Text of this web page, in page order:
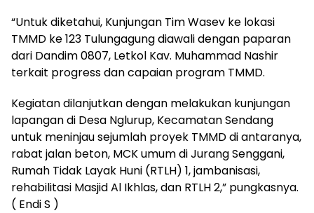
“Untuk diketahui, Kunjungan Tim Wasev ke lokasi
TMMD ke 123 Tulungagung diawali dengan paparan
dari Dandim 0807, Letkol Kav. Muhammad Nashir
terkait progress dan capaian program TMMD.
Kegiatan dilanjutkan dengan melakukan kunjungan
lapangan di Desa Nglurup, Kecamatan Sendang
untuk meninjau sejumlah proyek TMMD di antaranya,
rabat jalan beton, MCK umum di Jurang Senggani,
Rumah Tidak Layak Huni (RTLH) 1, jambanisasi,
rehabilitasi Masjid Al Ikhlas, dan RTLH 2,” pungkasnya.
( Endi S )